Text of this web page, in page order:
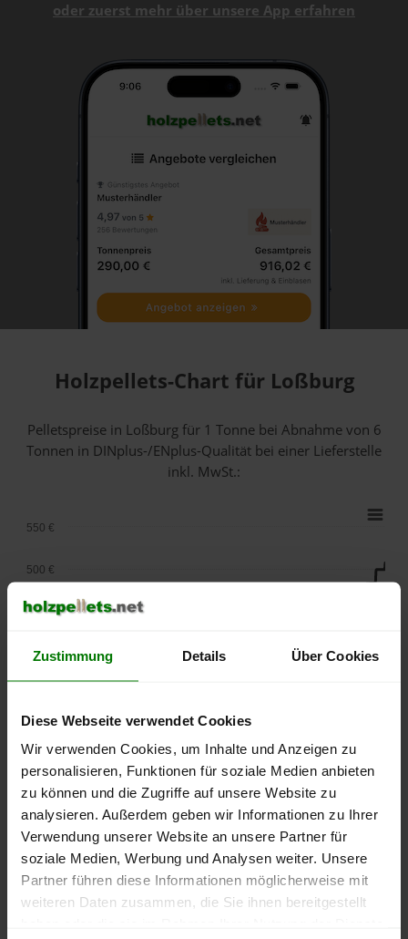
Zustimmung Details Über Cookies
Diese Webseite verwendet Cookies
Wir verwenden Cookies, um Inhalte und Anzeigen zu
personalisieren, Funktionen für soziale Medien anbieten
zu können und die Zugriffe auf unsere Website zu
analysieren. Außerdem geben wir Informationen zu Ihrer
Verwendung unserer Website an unsere Partner für
soziale Medien, Werbung und Analysen weiter. Unsere
Partner führen diese Informationen möglicherweise mit
weiteren Daten zusammen, die Sie ihnen bereitgestellt
oder zuerst mehr über unsere App erfahren
Holzpellets-Chart für Loßburg
Pelletspreise in Loßburg für 1 Tonne bei Abnahmevon 6
Tonnen in DINplus-/ENplus-Qualität bei einer Lieferstelle
inkl. MwSt.:
lose Ware Sackware
September
Januar
Mai
250 €
400 €
450 €
500 €
550 €
Die aktuelle Preisentwicklung für Holzpellets in Deutschland
können Sie jederzeit auf unsererPelletspreise-Seite
nachvollziehen.